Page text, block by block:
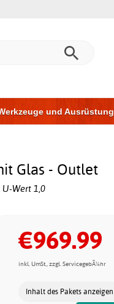
und Ausrüstung
Glas - Outlet
Wert 1,0
€969.99
inkl. UmSt., zzgl. ServicegebÃ¼hr
Inhalt des Pakets anzeigen